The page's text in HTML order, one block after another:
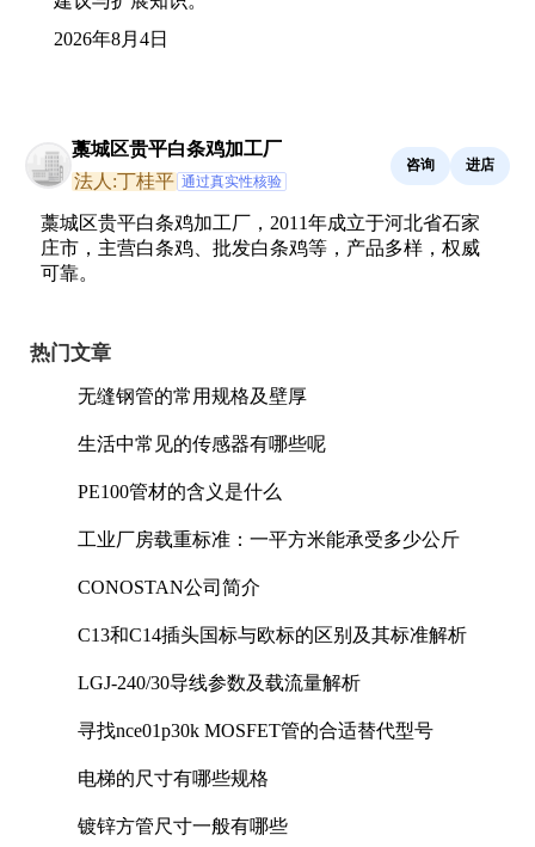
2026年8月4日
藁城区贵平白条鸡加工厂
法人:丁桂平 通过真实性核验
咨询 进店
藁城区贵平白条鸡加工厂，2011年成立于河北省石家
庄市，主营白条鸡、批发白条鸡等，产品多样，权威
可靠。
热门文章
无缝钢管的常用规格及壁厚
生活中常见的传感器有哪些呢
PE100管材的含义是什么
工业厂房载重标准：一平方米能承受多少公斤
CONOSTAN公司简介
C13和C14插头国标与欧标的区别及其标准解析
LGJ-240/30导线参数及载流量解析
寻找nce01p30k MOSFET管的合适替代型号
电梯的尺寸有哪些规格
镀锌方管尺寸一般有哪些